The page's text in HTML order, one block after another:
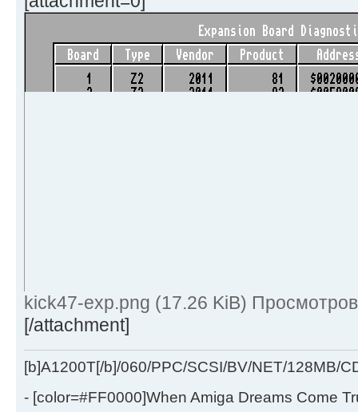
kick47-exp.png (17.26 KiB)
[/attachment]
[b]A1200T[/b]/060/PPC/SCSI/BV/NET/128MB/
- [color=#FF0000]When Amiga Dreams Come